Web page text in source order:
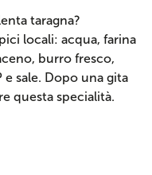
taragna?
locali: acqua, farina
burro fresco,
e sale. Dopo una gita
questa specialità.